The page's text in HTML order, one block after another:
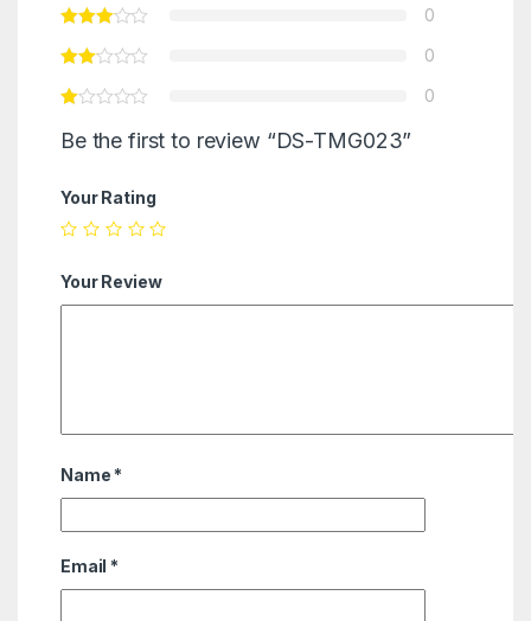
0
0
0
Be the first to review “DS-TMG023”
Your Rating
Your Review
Name *
Email *